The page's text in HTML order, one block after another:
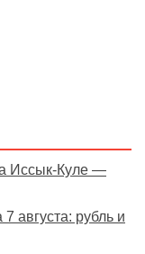
Иссык-Куле —
августа: рубль и